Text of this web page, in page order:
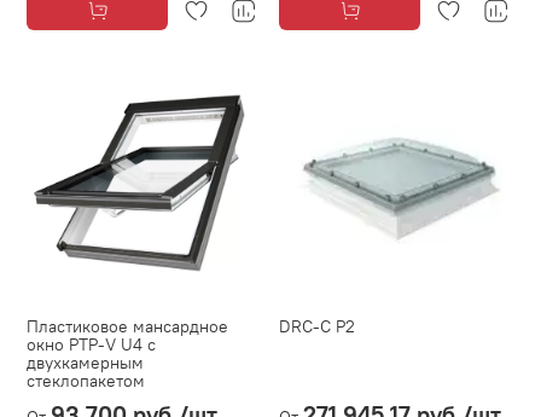
Пластиковое мансардное
окно PTP-V U4 с
двухкамерным
стеклопакетом
DRC-С P2